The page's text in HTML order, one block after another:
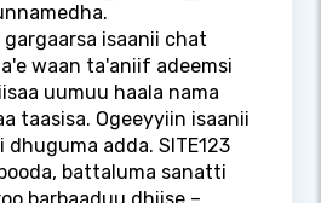
gargaarsa isaanii chat
waan ta'aniif adeemsi
uumuu haala nama
taasisa. Ogeeyyiin isaanii
adda. SITE123
battaluma sanatti